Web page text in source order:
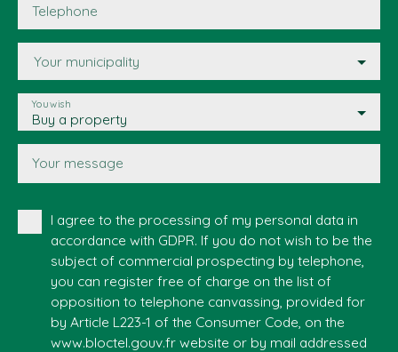
Telephone
Your municipality
Buy a property
You wish
Your message
I agree to the processing of my personal data in
accordance with GDPR. If you do not wish to be the
subject of commercial prospecting by telephone,
you can register free of charge on the list of
opposition to telephone canvassing, provided for
by Article L223-1 of the Consumer Code, on the
www.bloctel.gouv.fr website or by mail addressed